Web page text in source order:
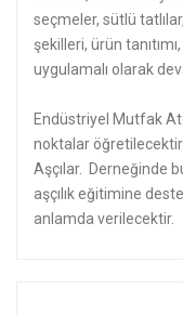
seçmeler, sütlü
şekilleri, ürün
uygulamalı olarak
Endüstriyel Mutfak
noktalar
Aşçılar. Derneğinde
aşçılık eğitimine
anlamda verilecektir.